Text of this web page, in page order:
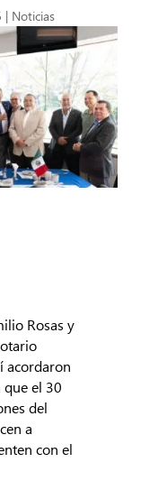
| Noticias
Rosas y
acordaron
que el 30
del
a
con el